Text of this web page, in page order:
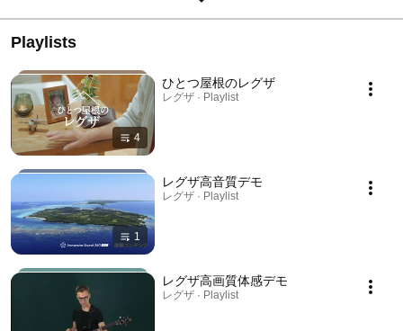
Playlists
4
ひとつ屋根のレグザ
レグザ · Playlist
1
レグザ高音質デモ
レグザ · Playlist
レグザ高画質体感デモ
レグザ · Playlist